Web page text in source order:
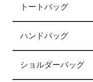
トートバッグ
ハンドバッグ
ショルダーバッグ